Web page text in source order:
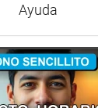
Ayuda